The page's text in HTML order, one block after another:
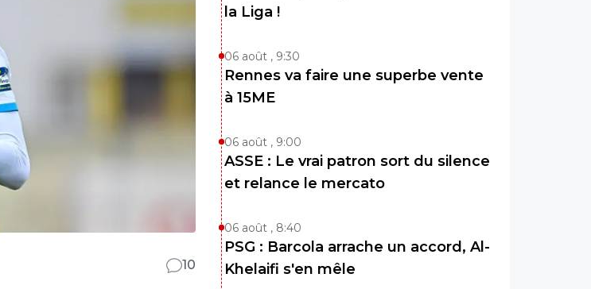
10
la Liga !
06 août , 9:30
Rennes va faire une superbe vente
à 15ME
06 août , 9:00
ASSE : Le vrai patron sort du silence
et relance le mercato
06 août , 8:40
PSG : Barcola arrache un accord, Al-
Khelaifi s'en mêle